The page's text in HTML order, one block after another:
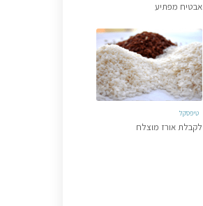
אבטיח מפתיע
טיפסקל
לקבלת אורז מוצלח